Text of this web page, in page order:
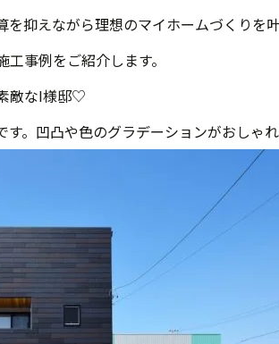
を抑えながら理想のマイホームづくりを
事例をご紹介します。
敵なI様邸♡
。凹凸や色のグラデーションがおしゃ